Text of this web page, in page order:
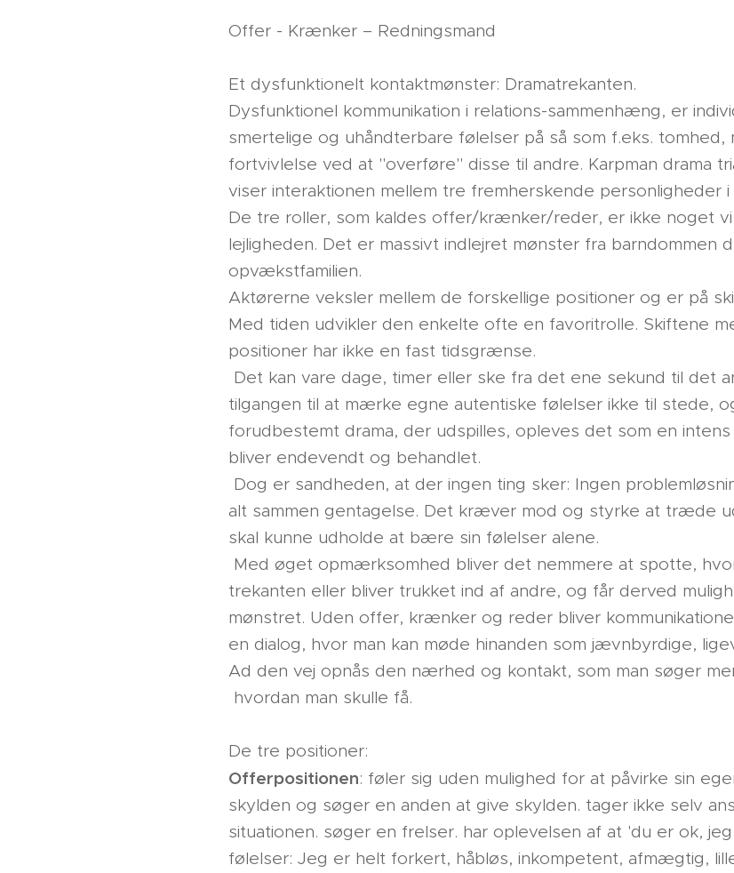
Offer - Krænker – Redningsmand
Et dysfunktionelt kontaktmønster: Dramatrekanten.
Dysfunktionel kommunikation i relations-sammenhæng, er
smertelige og uhåndterbare følelser på så som f.eks.
fortvivlelse ved at "overføre" disse til andre. Karpman drama
viser interaktionen mellem tre fremherskende personligheder
De tre roller, som kaldes offer/krænker/reder, er ikke noget
lejligheden. Det er massivt indlejret mønster fra barndommen
opvækstfamilien.
Aktørerne veksler mellem de forskellige positioner og er på
Med tiden udvikler den enkelte ofte en favoritrolle. Skiftene
positioner har ikke en fast tidsgrænse.
Det kan vare dage, timer eller ske fra det ene sekund til det
tilgangen til at mærke egne autentiske følelser ikke til stede,
forudbestemt drama, der udspilles, opleves det som en
bliver endevendt og behandlet.
Dog er sandheden, at der ingen ting sker: Ingen
alt sammen gentagelse. Det kræver mod og styrke at træde
skal kunne udholde at bære sin følelser alene.
Med øget opmærksomhed bliver det nemmere at spotte,
trekanten eller bliver trukket ind af andre, og får derved
mønstret. Uden offer, krænker og reder bliver
en dialog, hvor man kan møde hinanden som jævnbyrdige,
Ad den vej opnås den nærhed og kontakt, som man søger
hvordan man skulle få.
De tre positioner:
Offerpositionen: føler sig uden mulighed for at påvirke sin
skylden og søger en anden at give skylden. tager ikke selv
situationen. søger en frelser. har oplevelsen af at 'du er ok,
følelser: Jeg er helt forkert, håbløs, inkompetent, afmægtig,